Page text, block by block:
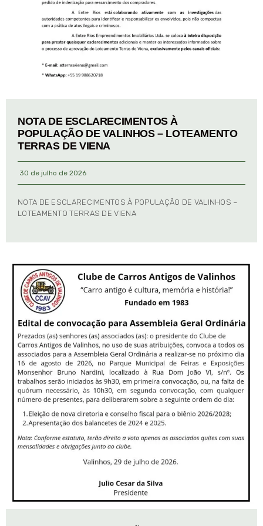
NOTA DE ESCLARECIMENTOS À
POPULAÇÃO DE VALINHOS – LOTEAMENTO
TERRAS DE VIENA
30 de julho de 2026
NOTA DE ESCLARECIMENTOS À POPULAÇÃO DE VALINHOS –
LOTEAMENTO TERRAS DE VIENA